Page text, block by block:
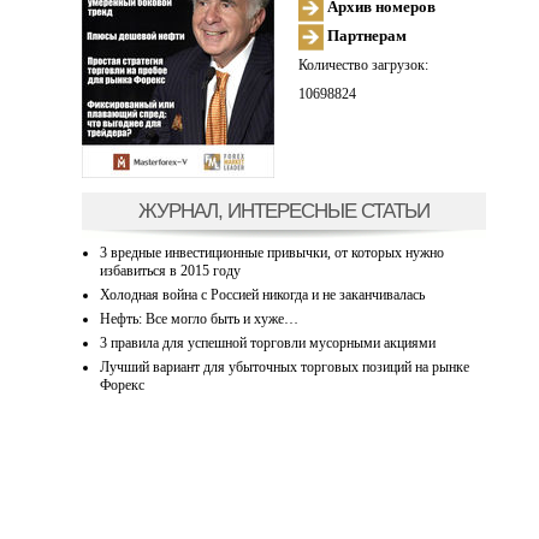
Архив номеров
Партнерам
Количество загрузок:
10698824
ЖУРНАЛ, ИНТЕРЕСНЫЕ СТАТЬИ
3 вредные инвестиционные привычки, от которых нужно
избавиться в 2015 году
Холодная война с Россией никогда и не заканчивалась
Нефть: Все могло быть и хуже…
3 правила для успешной торговли мусорными акциями
Лучший вариант для убыточных торговых позиций на рынке
Форекс